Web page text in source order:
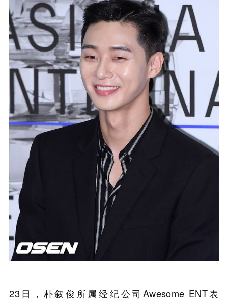
23日，朴叙俊所属经纪公司Awesome ENT表